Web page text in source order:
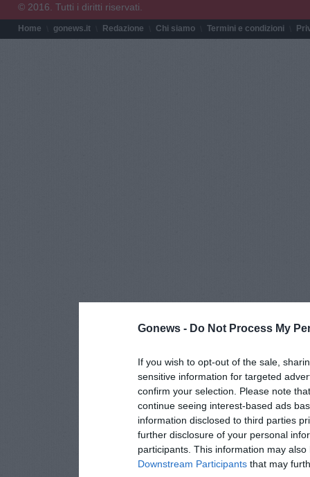
Gonews - Do Not Process My
If you wish to opt-out of the sale,
sensitive information for targeted
confirm your selection. Please note
continue seeing interest-based ads
information disclosed to third parties
further disclosure of your personal
participants. This information may
Downstream Participants that may
© 2016. Tutti i diritti riservati.
Home gonews.it Redazione Chi siamo Termini e condizioni